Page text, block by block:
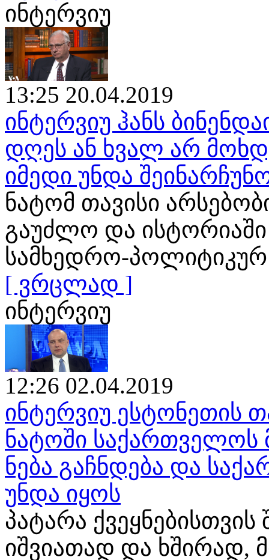
ინტერვიუ
13:25 20.04.2019
ინტერვიუ ჰანს
დღეს ან ხვალ არ
იმედი უნდა
ნატომ თავისი
გაუძლო და
სამხედრო-
[ ვრცლად ]
ინტერვიუ
12:26 02.04.2019
ინტერვიუ ესტონეთის
ნატოში საქართველოს
ნება გაჩნდება და
უნდა იყოს
პატარა
იშვიათად და